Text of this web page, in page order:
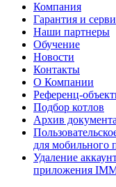
Компания
Гарантия и
Наши партнеры
Обучение
Новости
Контакты
О Компании
Референц-
Подбор котлов
Архив
для мобильного
Удаление
приложения